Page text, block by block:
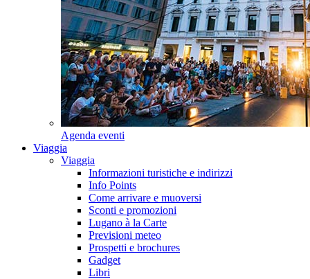
Agenda eventi
Viaggia
Viaggia
Informazioni turistiche e indirizzi
Info Points
Come arrivare e muoversi
Sconti e promozioni
Lugano à la Carte
Previsioni meteo
Prospetti e brochures
Gadget
Libri